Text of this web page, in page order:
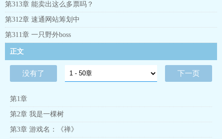
第313章 能卖出这么多票吗？
第312章 速通网站筹划中
第311章 一只野外boss
正文
没有了 下一页
第1章
第2章 我是一棵树
第3章 游戏名：《禅》